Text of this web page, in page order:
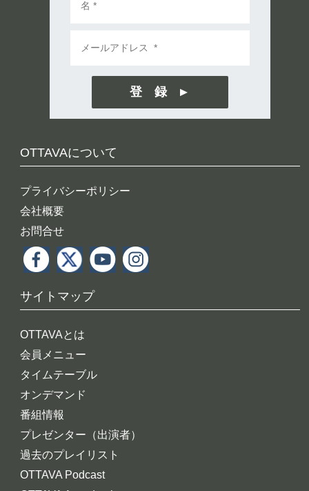
OTTAVAについて
プライバシーポリシー
会社概要
お問合せ
サイトマップ
OTTAVAとは
会員メニュー
タイムテーブル
オンデマンド
番組情報
プレゼンター（出演者）
過去のプレイリスト
OTTAVA Podcast
登 録